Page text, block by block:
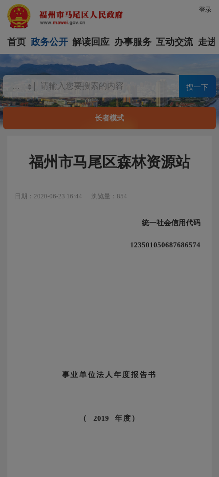
登录
首页 政务公开 解读回应 办事服务 互动交流 走进
搜一下
长者模式
福州市马尾区森林资源站
日期：2020-06-23 16:44 浏览量：854
统一社会信用代码
123501050687686574
事业单位法人年度报告书
（ 2019 年度）